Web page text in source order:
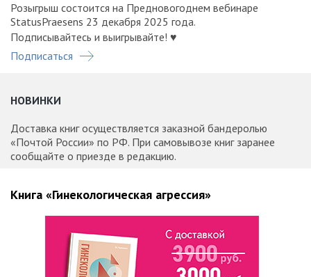
Розыгрыш состоится на Предновогоднем вебинаре
StatusPraesens 23 декабря 2025 года.
Подписывайтесь и выигрывайте! ♥
Подписаться
НОВИНКИ
Доставка книг осуществляется заказной бандеролью
«Почтой России» по РФ. При самовывозе книг заранее
сообщайте о приезде в редакцию.
Книга «Гинекологическая агрессия»